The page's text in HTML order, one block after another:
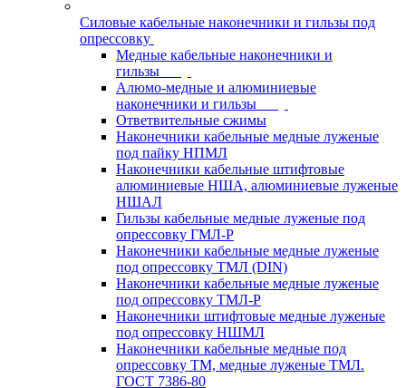
Силовые кабельные наконечники и гильзы под
опрессовку
Медные кабельные наконечники и
гильзы
Алюмо-медные и алюминиевые
наконечники и гильзы
Ответвительные сжимы
Наконечники кабельные медные луженые
под пайку НПМЛ
Наконечники кабельные штифтовые
алюминиевые НША, алюминиевые луженые
НШАЛ
Гильзы кабельные медные луженые под
опрессовку ГМЛ-Р
Наконечники кабельные медные луженые
под опрессовку ТМЛ (DIN)
Наконечники кабельные медные луженые
под опрессовку ТМЛ-Р
Наконечники штифтовые медные луженые
под опрессовку НШМЛ
Наконечники кабельные медные под
опрессовку ТМ, медные луженые ТМЛ.
ГОСТ 7386-80